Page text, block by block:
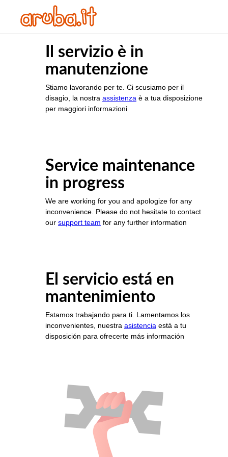
Il servizio è in
manutenzione
Stiamo lavorando per te. Ci scusiamo per il
disagio, la nostra assistenza è a tua disposizione
per maggiori informazioni
Service maintenance
in progress
We are working for you and apologize for any
inconvenience. Please do not hesitate to contact
our support team for any further information
El servicio está en
mantenimiento
Estamos trabajando para ti. Lamentamos los
inconvenientes, nuestra asistencia está a tu
disposición para ofrecerte más información